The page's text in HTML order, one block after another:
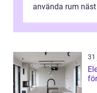
använda rum
...
31